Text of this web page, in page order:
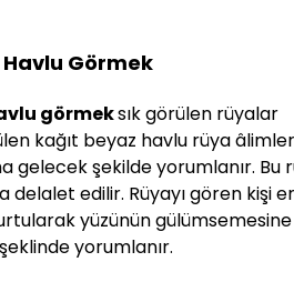
Görmek
görmeksık görülen rüyalar
kağıt beyaz havlu rüya
gelecek şekilde yorumlanır. Bu
delalet edilir. Rüyayı gören kişi
yüzünün
yorumlanır.